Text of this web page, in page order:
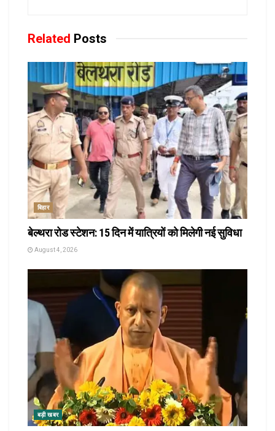
Related Posts
बिहार
बेल्थरा रोड स्टेशन: 15 दिन में यात्रियों को मिलेगी नई सुविधा
August 4, 2026
बड़ी खबर